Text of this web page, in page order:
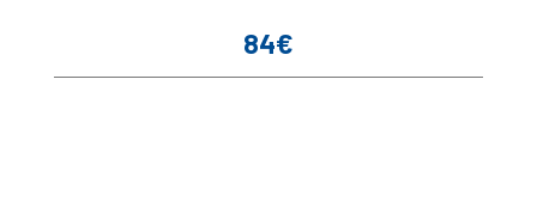
Prix
84€